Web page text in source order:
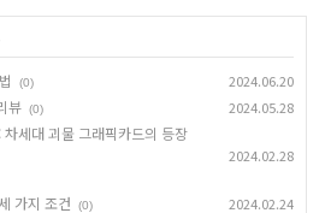
(0) 2024.06.20
뷰 (0) 2024.05.28
세대 괴물 그래픽카드의 등장
2024.02.28
가지 조건 (0) 2024.02.24